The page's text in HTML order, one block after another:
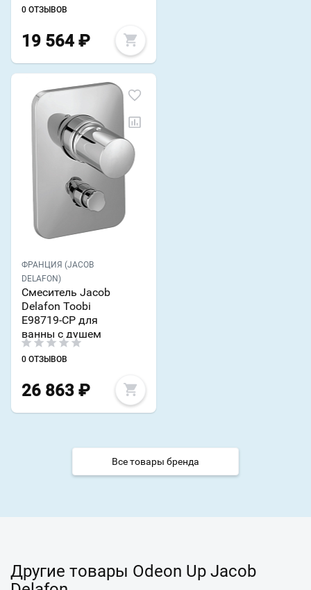
0 ОТЗЫВОВ
19 564 ₽
ФРАНЦИЯ (JACOB
DELAFON)
Смеситель Jacob
Delafon Toobi
E98719-CP для
ванны с душем
0 ОТЗЫВОВ
26 863 ₽
Все товары бренда
Другие товары Odeon Up Jacob